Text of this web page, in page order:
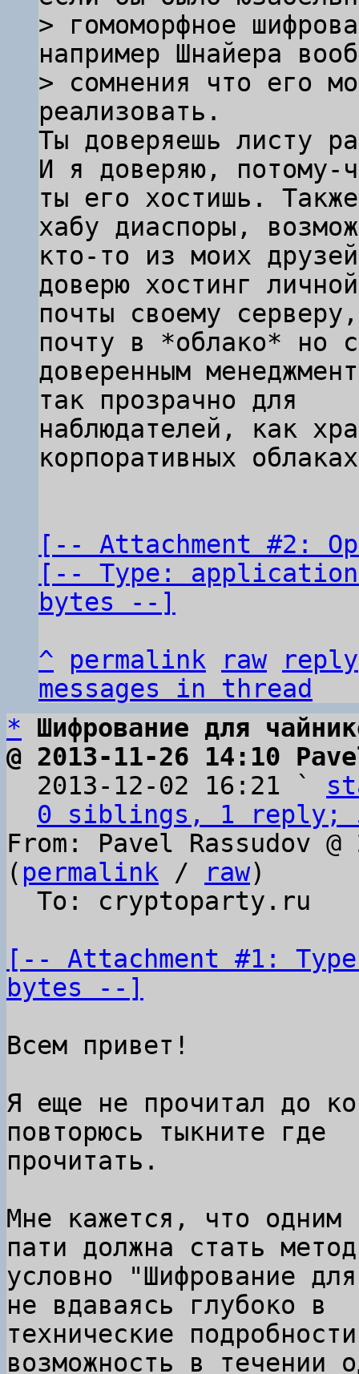
> гомоморфное
например Шнайера
> сомнения что его
Ты доверяешь листу
И я доверяю, потому-
ты его хостишь.
хабу диаспоры,
кто-то из моих
доверю хостинг личной
почты своему
почту в *облако* но с
доверенным
так прозрачно для
наблюдателей, как
корпоративных
[-- Attachment #2:
[-- Type:
bytes --]
^
permalink raw
reply
messages in thread
*
Шифрование для
@ 2013-11-26 14:10
2013-12-02 16:21 `
0 siblings, 1 reply;
From: Pavel Rassudov
( permalink / raw)
[-- Attachment #1:
bytes --]
Всем привет!
Я еще не прочитал до
повторюсь тыкните где
прочитать.
Мне кажется, что одним
пати должна стать
условно "Шифрование
не вдаваясь глубоко в
технические
возможность в течении